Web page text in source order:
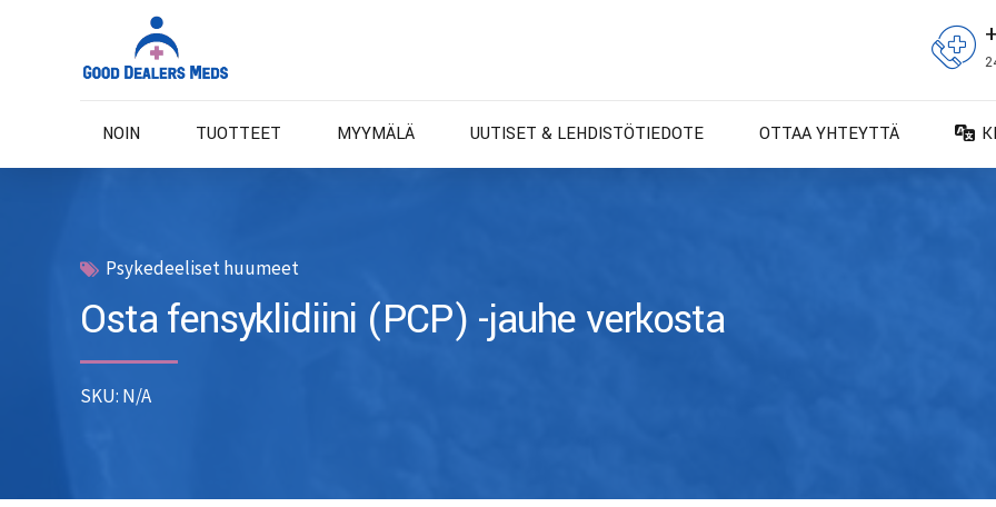
NOIN TUOTTEET MYYMÄLÄ UUTISET & LEHDISTÖTIEDOTE OTTAA YHTEYTTÄ
Psykedeeliset huumeet
Osta fensyklidiini (PCP) -jauhe verkosta
SKU: N/A